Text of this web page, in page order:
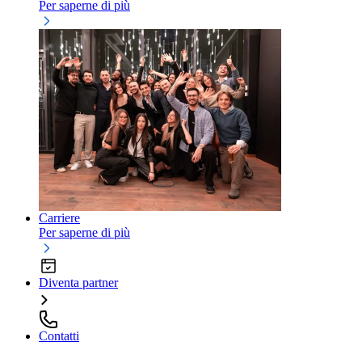
Per saperne di più
Carriere
Per saperne di più
Diventa partner
Contatti